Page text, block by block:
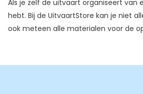
Als je zelf de uitvaart organiseert van
hebt. Bij de UitvaartStore kan je niet
ook meteen alle materialen voor de